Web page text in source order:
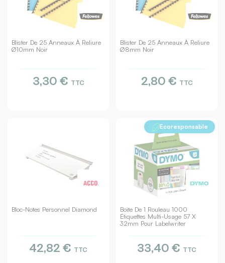
Blister De 25 Anneaux À Reliure
Ø10mm Noir
3,30 € TTC
Blister De 25 Anneaux À Reliure
Ø8mm Noir
2,80 € TTC
Bloc-Notes Personnel Diamond
42,82 € TTC
Boite De 1 Rouleau 1000
Étiquettes Multi-Usage 57 X
32mm Pour Labelwriter
Ecoresponsable
33,40 € TTC